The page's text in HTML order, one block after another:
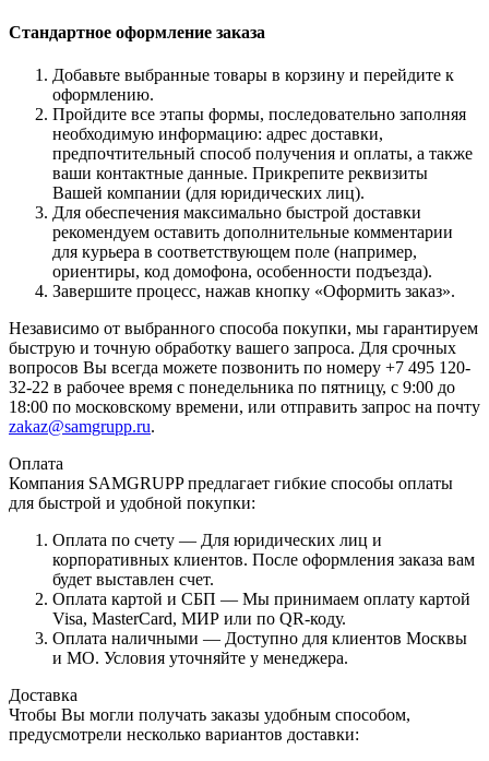
Стандартное оформление заказа
Добавьте выбранные товары в корзину и перейдите к
оформлению.
Пройдите все этапы формы, последовательно заполняя
необходимую информацию: адрес доставки,
предпочтительный способ получения и оплаты, а также
ваши контактные данные. Прикрепите реквизиты
Вашей компании (для юридических лиц).
Для обеспечения максимально быстрой доставки
рекомендуем оставить дополнительные комментарии
для курьера в соответствующем поле (например,
ориентиры, код домофона, особенности подъезда).
Завершите процесс, нажав кнопку «Оформить заказ».
Независимо от выбранного способа покупки, мы гарантируем
быструю и точную обработку вашего запроса. Для срочных
вопросов Вы всегда можете позвонить по номеру +7 495 120-
32-22 в рабочее время с понедельника по пятницу, с 9:00 до
18:00 по московскому времени, или отправить запрос на почту
zakaz@samgrupp.ru.
Оплата
Компания SAMGRUPP предлагает гибкие способы оплаты
для быстрой и удобной покупки:
Оплата по счету — Для юридических лиц и
корпоративных клиентов. После оформления заказа вам
будет выставлен счет.
Оплата картой и СБП — Мы принимаем оплату картой
Visa, MasterCard, МИР или по QR-коду.
Оплата наличными — Доступно для клиентов Москвы
и МО. Условия уточняйте у менеджера.
Доставка
Чтобы Вы могли получать заказы удобным способом,
предусмотрели несколько вариантов доставки: